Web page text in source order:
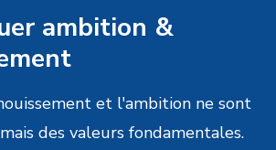
ambition &
et l'ambition ne sont
des valeurs fondamentales.